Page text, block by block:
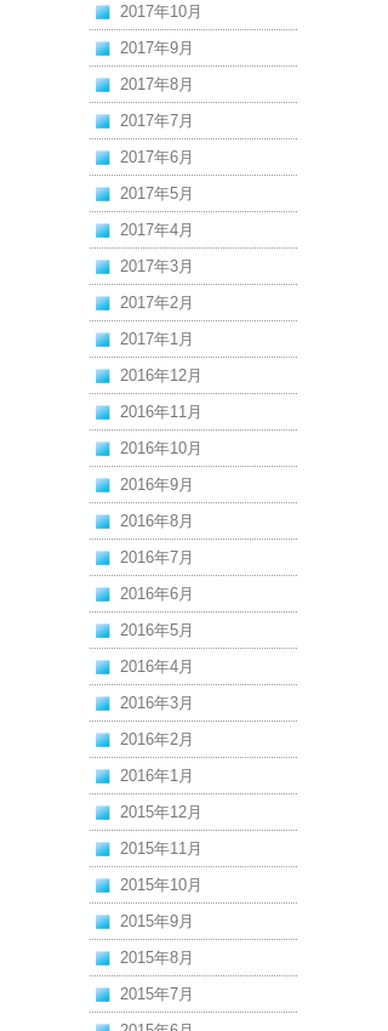
2017年10月
2017年9月
2017年8月
2017年7月
2017年6月
2017年5月
2017年4月
2017年3月
2017年2月
2017年1月
2016年12月
2016年11月
2016年10月
2016年9月
2016年8月
2016年7月
2016年6月
2016年5月
2016年4月
2016年3月
2016年2月
2016年1月
2015年12月
2015年11月
2015年10月
2015年9月
2015年8月
2015年7月